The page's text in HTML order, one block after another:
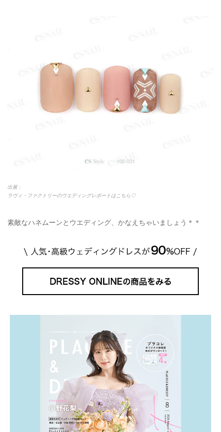
出展：
ラヴィ・ファクトリーのウエディングレポートはこちら♡
素敵なハネムーンとウエディング、かなえちゃいましょう＊＊